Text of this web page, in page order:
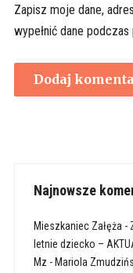
Zapisz moje dane,
wypełnić dane
Najnowsze
Mieszkaniec Załęża -
letnie dziecko –
Mz - Mariola